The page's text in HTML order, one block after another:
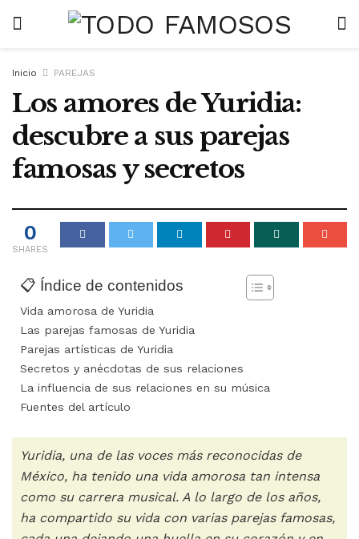
Inicio PAREJAS
Los amores de Yuridia:
descubre a sus parejas
famosas y secretos
0
SHARES
📋 Índice de contenidos
Vida amorosa de Yuridia
Las parejas famosas de Yuridia
Parejas artísticas de Yuridia
Secretos y anécdotas de sus relaciones
La influencia de sus relaciones en su música
Fuentes del artículo
Yuridia, una de las voces más reconocidas de
México, ha tenido una vida amorosa tan intensa
como su carrera musical. A lo largo de los años,
ha compartido su vida con varias parejas famosas,